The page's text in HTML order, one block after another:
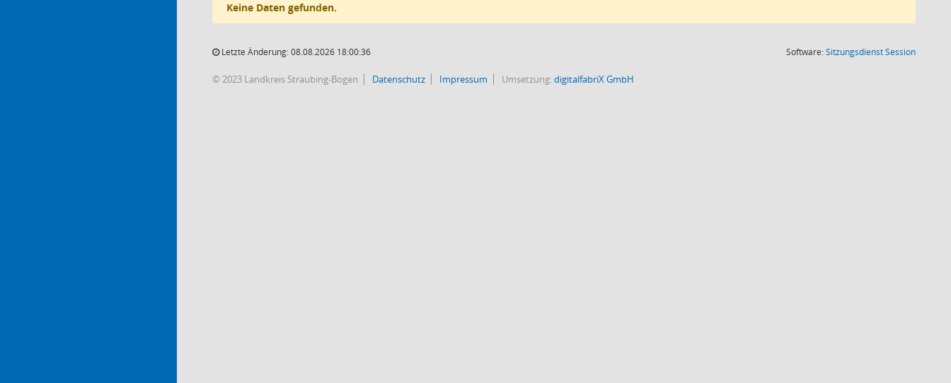
Keine Daten gefunden.
Letzte Änderung: 08.08.2026 18:00:36 Software:SitzungsdienstSession(Wird in
© 2023 Landkreis Straubing-Bogen Datenschutz Impressum Umsetzung:digitalfabriX GmbH